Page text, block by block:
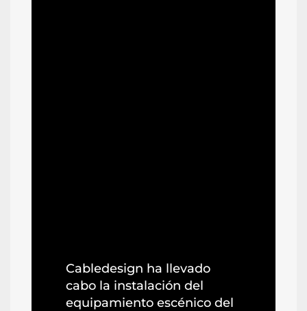
Cabledesign ha llevado
cabo la instalación del
equipamiento escénico del